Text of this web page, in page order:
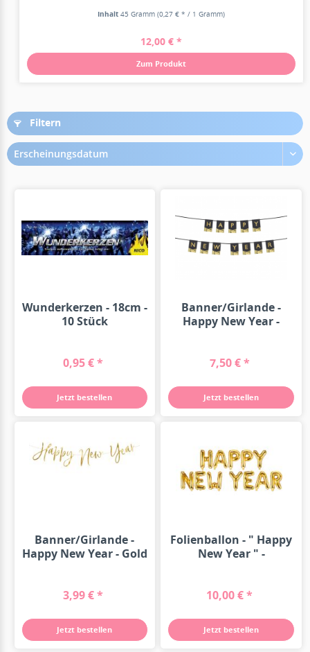
Inhalt 45 Gramm (0,27 € * / 1 Gramm)
12,00 € *
Zum Produkt
Filtern
Erscheinungsdatum
Wunderkerzen - 18cm -
10 Stück
0,95 € *
Jetzt bestellen
Banner/Girlande -
Happy New Year -
7,50 € *
Jetzt bestellen
Banner/Girlande -
Happy New Year - Gold
3,99 € *
Jetzt bestellen
Folienballon - " Happy
New Year " -
10,00 € *
Jetzt bestellen